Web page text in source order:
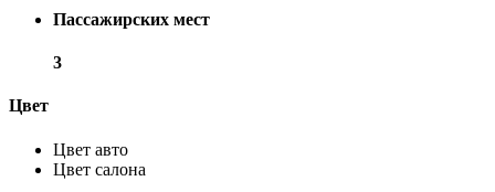
Пассажирских мест
3
Цвет
Цвет авто
Цвет салона